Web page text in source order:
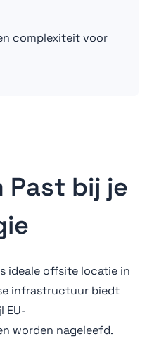
complexiteit voor
Past bij je
ideale offsite locatie in
infrastructuur biedt
EU-
worden nageleefd.